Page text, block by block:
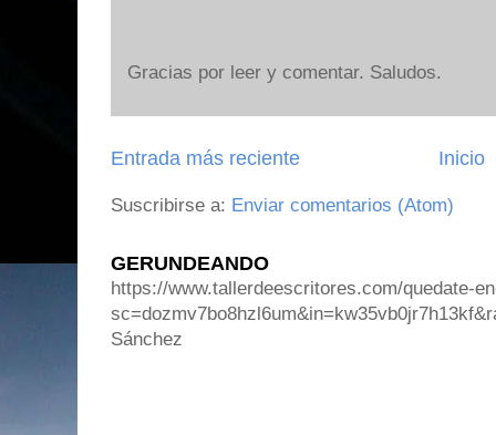
Gracias por leer y comentar. Saludos.
Entrada más reciente Inicio
Suscribirse a: Enviar comentarios (Atom)
GERUNDEANDO
https://www.tallerdeescritores.com/quedate-
Sánchez